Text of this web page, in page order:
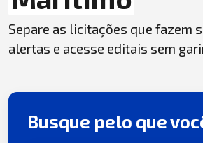
Separe as licitações que fazem
alertas e acesse editais sem
Busque pelo que